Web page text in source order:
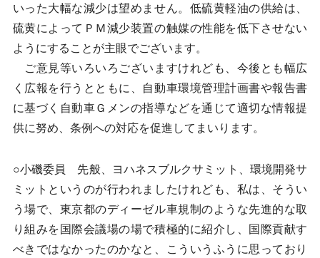
いった大幅な減少は望めません。低硫黄軽油の供給は、
硫黄によってＰＭ減少装置の触媒の性能を低下させない
ようにすることが主眼でございます。
ご意見等いろいろございますけれども、今後とも幅広
く広報を行うとともに、自動車環境管理計画書や報告書
に基づく自動車Ｇメンの指導などを通じて適切な情報提
供に努め、条例への対応を促進してまいります。
○小磯委員 先般、ヨハネスブルクサミット、環境開発サ
ミットというのが行われましたけれども、私は、そうい
う場で、東京都のディーゼル車規制のような先進的な取
り組みを国際会議場の場で積極的に紹介し、国際貢献す
べきではなかったのかなと、こういうふうに思っており